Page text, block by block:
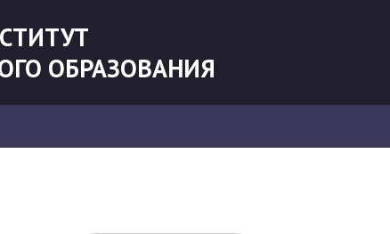
ОБРАЗОВАНИЯ